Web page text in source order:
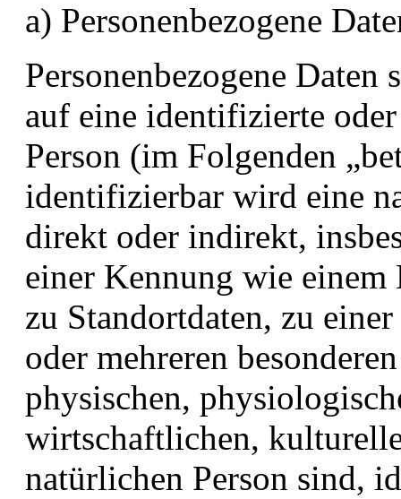
a) Personenbezogene
Personenbezogene
auf eine identifizierte
Person (im Folgenden
identifizierbar wird eine
direkt oder indirekt,
einer Kennung wie einem
zu Standortdaten, zu
oder mehreren
physischen,
wirtschaftlichen,
natürlichen Person sind,